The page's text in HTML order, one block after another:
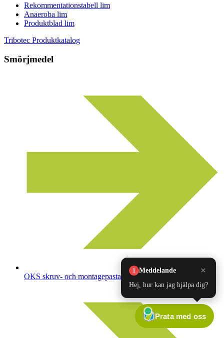
Rekommentationstabell lim
Anaeroba lim
Produktblad lim
Tribotec Produktkatalog
Smörjmedel
OKS skruv- och montagepasta